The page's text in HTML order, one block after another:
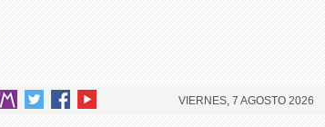
VIERNES, 7 AGOSTO 2026